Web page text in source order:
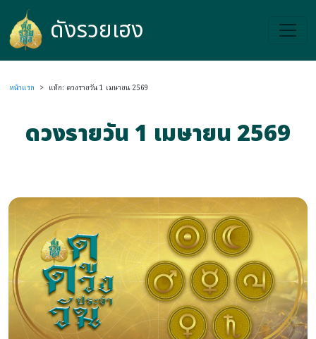
ดังรวยเฮง
ดังรวยเฮง
หน้าแรก > แท็ก: ดวงรายวัน 1 เมษายน 2569
ดวงรายวัน 1 เมษายน 2569